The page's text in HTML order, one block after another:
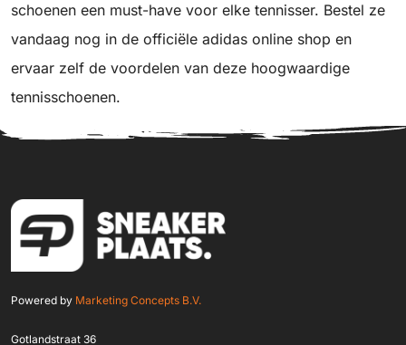
schoenen een must-have voor elke tennisser. Bestel ze
vandaag nog in de officiële adidas online shop en
ervaar zelf de voordelen van deze hoogwaardige
tennisschoenen.
Powered by Marketing Concepts B.V.
Gotlandstraat 36